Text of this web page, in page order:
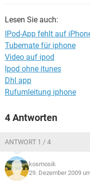
Lesen Sie auch:
IPod-App fehlt auf
Tubemate für iphone
Video auf ipod
Ipod ohne itunes
Dhl app
Rufumleitung iphone
4 Antworten
ANTWORT 1 / 4
kosmosik
29. Dezember 2009